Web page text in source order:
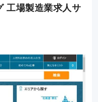
工場製造業求人サ